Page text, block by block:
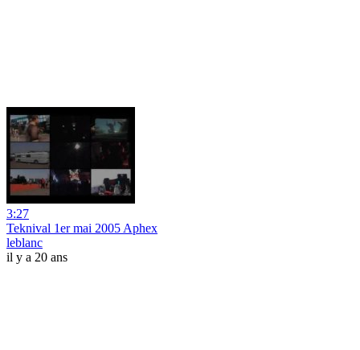
3:27
Teknival 1er mai 2005 Aphex
leblanc
il y a 20 ans